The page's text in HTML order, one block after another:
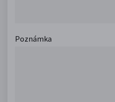
Poznámka